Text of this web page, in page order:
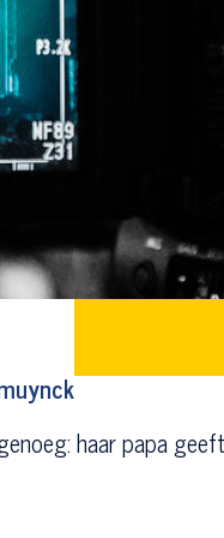
haar papa